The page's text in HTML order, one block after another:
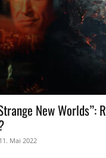
New Worlds”:
11. Mai 2022